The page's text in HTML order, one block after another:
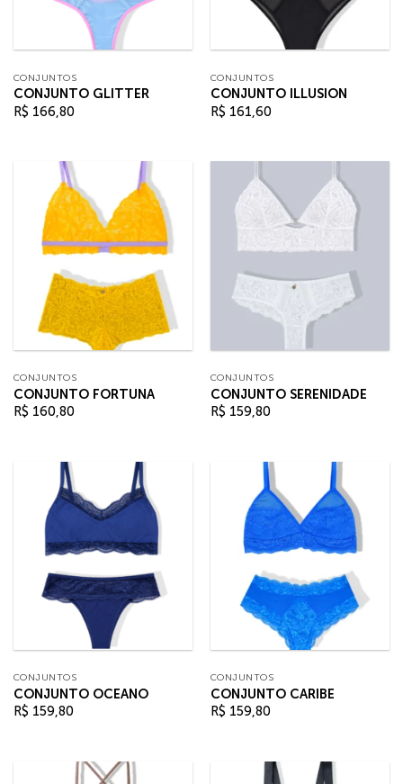
CONJUNTOS
CONJUNTO GLITTER
R$ 166,80
CONJUNTOS
CONJUNTO ILLUSION
R$ 161,60
CONJUNTOS
CONJUNTO FORTUNA
R$ 160,80
CONJUNTOS
CONJUNTO SERENIDADE
R$ 159,80
CONJUNTOS
CONJUNTO OCEANO
R$ 159,80
CONJUNTOS
CONJUNTO CARIBE
R$ 159,80